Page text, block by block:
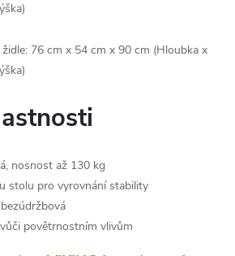
76 cm x 54 cm x 90 cm (Hloubka x
nosnost až 130 kg
stolu pro vyrovnání stability
povětrnostním vlivům